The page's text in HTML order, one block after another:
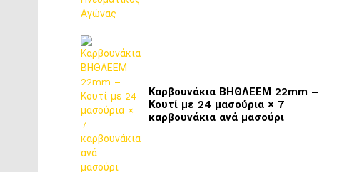
Καρβουνάκια ΒΗΘΛΕΕΜ 22mm –
Κουτί με 24 μασούρια × 7
καρβουνάκια ανά μασούρι